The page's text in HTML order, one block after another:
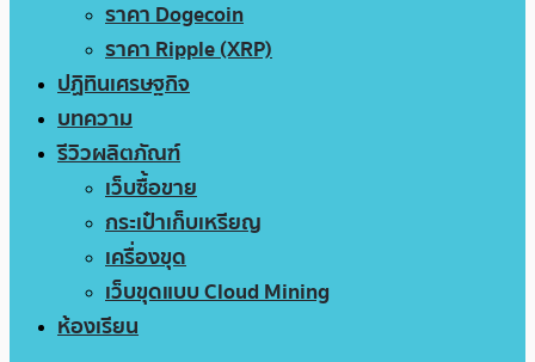
ราคา Dogecoin
ราคา Ripple (XRP)
ปฏิทินเศรษฐกิจ
บทความ
รีวิวผลิตภัณฑ์
เว็บซื้อขาย
กระเป๋าเก็บเหรียญ
เครื่องขุด
เว็บขุดแบบ Cloud Mining
ห้องเรียน